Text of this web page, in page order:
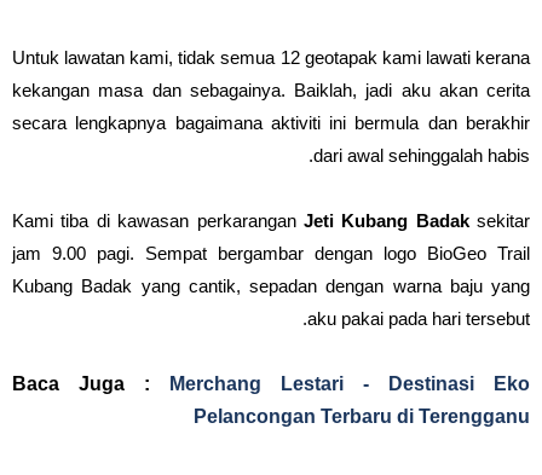
Untuk lawatan kami, tidak semua 12 geotapak kami lawati kerana
kekangan masa dan sebagainya. Baiklah, jadi aku akan cerita
secara lengkapnya bagaimana aktiviti ini bermula dan berakhir
dari awal sehinggalah habis.
Kami tiba di kawasan perkarangan Jeti Kubang Badaksekitar
jam 9.00 pagi. Sempat bergambar dengan logo BioGeo Trail
Kubang Badak yang cantik, sepadan dengan warna baju yang
aku pakai pada hari tersebut.
Baca Juga :
Merchang Lestari - Destinasi Eko
Pelancongan Terbaru di Terengganu